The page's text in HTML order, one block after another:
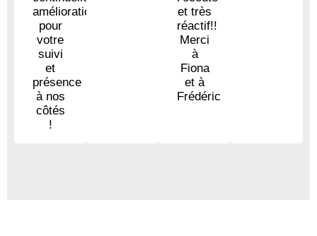
améliorations,
pour
votre
suivi
et
présence
à nos
côtés
!
et très
réactif!!
Merci
à
Fiona
et à
Frédéric